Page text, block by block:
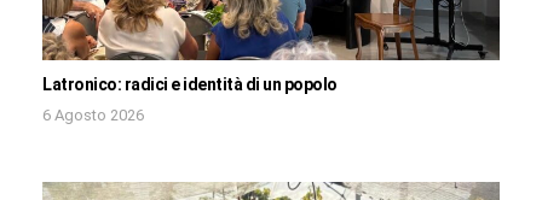
Latronico: radici e identità di un popolo
6 Agosto 2026